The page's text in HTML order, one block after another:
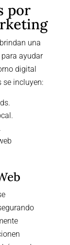
por
una
ayudar
digital
se incluyen: